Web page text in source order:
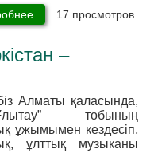
Алмасу
Орал
–
17 просмотров
–
Алматы қаласында,
тобының
ұжымымен кездесіп,
ұлттық музыканы